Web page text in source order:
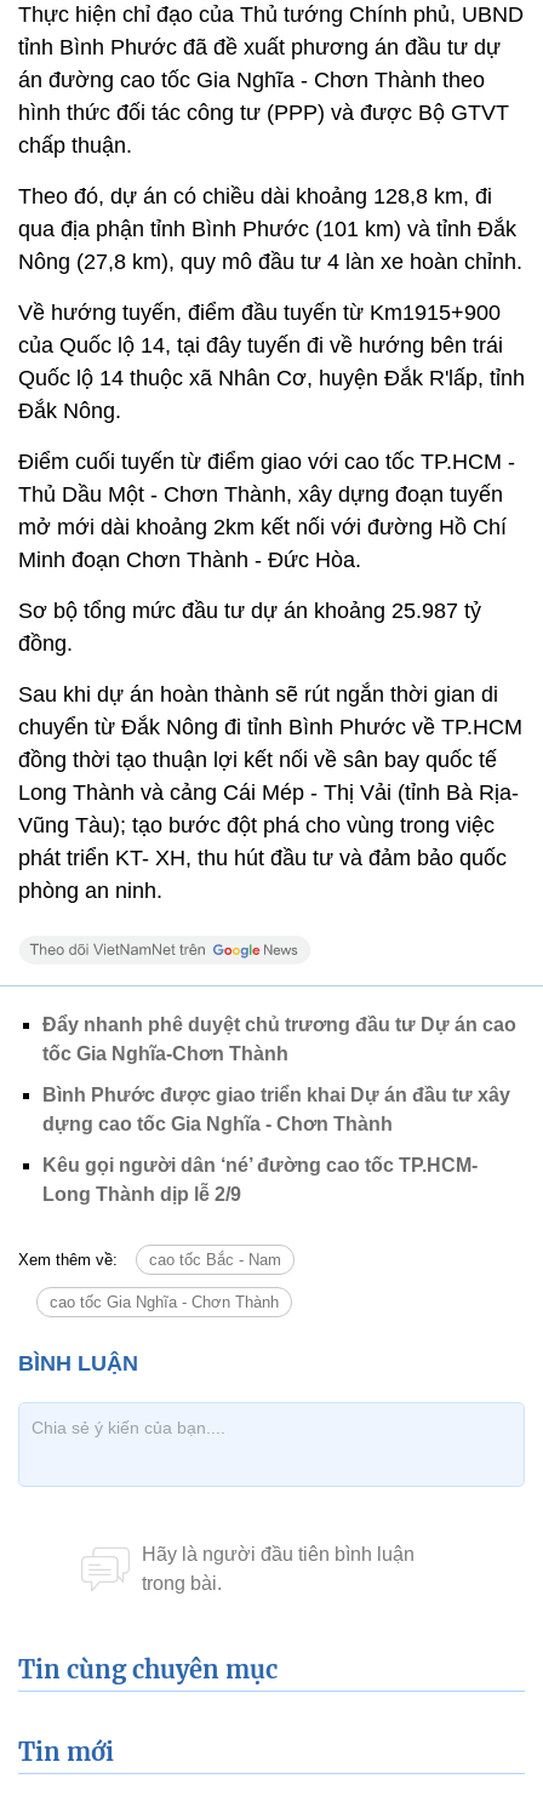
Thực hiện chỉ đạo của Thủ tướng Chính phủ, UBND
tỉnh Bình Phước đã đề xuất phương án đầu tư dự
án đường cao tốc Gia Nghĩa - Chơn Thành theo
hình thức đối tác công tư (PPP) và được Bộ GTVT
chấp thuận.
Theo đó, dự án có chiều dài khoảng 128,8 km, đi
qua địa phận tỉnh Bình Phước (101 km) và tỉnh Đắk
Nông (27,8 km), quy mô đầu tư 4 làn xe hoàn chỉnh.
Về hướng tuyến, điểm đầu tuyến từ Km1915+900
của Quốc lộ 14, tại đây tuyến đi về hướng bên trái
Quốc lộ 14 thuộc xã Nhân Cơ, huyện Đắk R'lấp, tỉnh
Đắk Nông.
Điểm cuối tuyến từ điểm giao với cao tốc TP.HCM -
Thủ Dầu Một - Chơn Thành, xây dựng đoạn tuyến
mở mới dài khoảng 2km kết nối với đường Hồ Chí
Minh đoạn Chơn Thành - Đức Hòa.
Sơ bộ tổng mức đầu tư dự án khoảng 25.987 tỷ
đồng.
Sau khi dự án hoàn thành sẽ rút ngắn thời gian di
chuyển từ Đắk Nông đi tỉnh Bình Phước về TP.HCM
đồng thời tạo thuận lợi kết nối về sân bay quốc tế
Long Thành và cảng Cái Mép - Thị Vải (tỉnh Bà Rịa-
Vũng Tàu); tạo bước đột phá cho vùng trong việc
phát triển KT- XH, thu hút đầu tư và đảm bảo quốc
phòng an ninh.
Đẩy nhanh phê duyệt chủ trương đầu tư Dự án cao
tốc Gia Nghĩa-Chơn Thành
Bình Phước được giao triển khai Dự án đầu tư xây
dựng cao tốc Gia Nghĩa - Chơn Thành
Kêu gọi người dân ‘né’ đường cao tốc TP.HCM-
Long Thành dịp lễ 2/9
Xem thêm về: cao tốc Bắc - Nam
cao tốc Gia Nghĩa - Chơn Thành
Tin cùng chuyên mục
Tin mới